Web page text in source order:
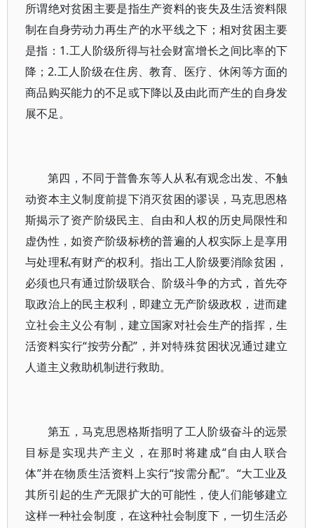
所谓绝对贫困主要是指生产资料的丧失及生活资料限
制在自身劳动力再生产的水平线之下；相对贫困主要
是指：1.工人阶级所得与社会财富增长之间比率的下
降；2.工人阶级在住房、教育、医疗、休闲等方面的
商品购买能力的不足或下降以及由此而产生的自身发
展不足。
第四，不同于普鲁东等人从私有观念出发、不触
动资本主义制度前提下消灭贫困的谬误，马克思恩格
斯揭示了资产阶级民主、自由和人权的历史局限性和
虚伪性，如资产阶级标榜的普遍的人权实际上是享用
与处理私有财产的权利。指出工人阶级要消除贫困，
必须也只有通过阶级联合、阶级斗争的方式，首先夺
取政治上的民主权利，即建立无产阶级政权，进而建
立社会主义公有制，建立国家对社会生产的指挥，生
活资料实行“按劳分配”，并对特殊贫困状况通过建立
人道主义救助机制进行救助。
第五，马克思恩格斯指明了工人阶级奋斗的远景
目标是实现共产主义，在那时将建成“自由人联合
体”并在物质生活资料上实行“按需分配”。“大工业及
其所引起的生产无限扩大的可能性，使人们能够建立
这样一种社会制度，在这种社会制度下，一切生活必